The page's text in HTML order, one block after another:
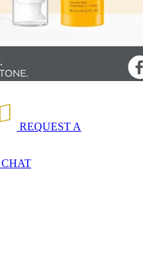
REQUEST A
CHAT